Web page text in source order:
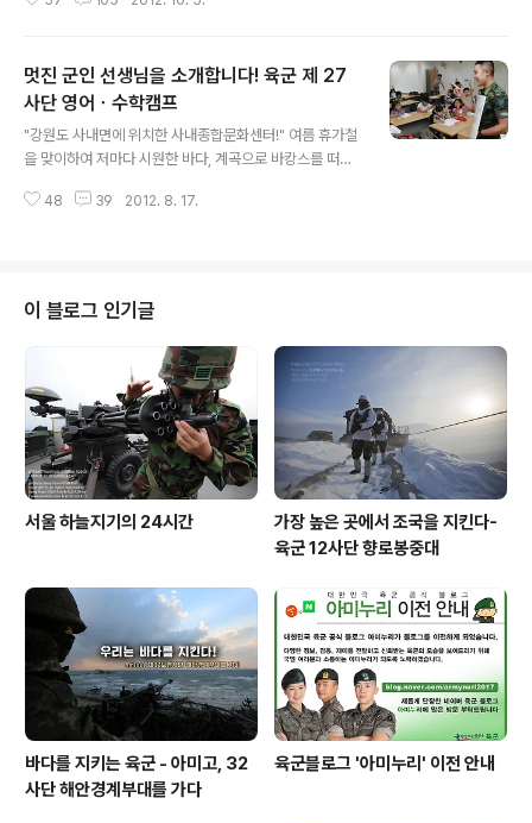
은 2012 쌍용훈련이 계획되어 있어 전역한 예비역들이 모
으로 예비역들은 전역과 동시에 보급품 뿐만 아니라 군기
까지 모두 부대에 반납하고 나오기 때문이다. 그들에게 예
비군 훈련은 고된 사회생활에서 잠시 벗어나 대자연의 정
기를 받으며 힐링하는 시간이기 때문이다. "오홋! 눈빛이
예사롭지 않아!" 하지만 오늘은 분명 달랐다. 제대로 갖춘
복장하며 날카로운 눈빛까지 예비군들은 마치 위풍당당하
멋진 군인 선생님을 소개합니다! 육군 제 27
사단 영어ㆍ수학캠프
"강원도 사내면에 위치한 사내종합문화센터!" 여름 휴가철
을 맞이하여 저마다 시원한 바다, 계곡으로 바캉스를 떠나
(?) 선생님들과 함께 열심히 공부를 하고 있는 어린이들이
제 27사단이 주둔하고 있는 지역이다. 특히 내가 군복무를
한 부대이기에 찾아가는 내내 무척 설레이고 흥분되었다.
뒤로가기 누르기 전에 추천 한번씩만 눌러주세요^^ "공부
가 제일 쉬웠어요!" 푹푹 찌는 밖과는 달리 문화센터 내부
는 시원한 에어컨 바람으로 인해 천국이 따로 없었다. 그곳
에서 오늘의 주인공인 아이들이 저..
48 39 2012. 8. 17.
이 블로그 인기글
서울 하늘지기의 24시간
가장 높은 곳에서 조국을 지킨다-
육군 12사단 향로봉중대
바다를 지키는 육군 - 아미고, 32
사단 해안경계부대를 가다
육군블로그 '아미누리' 이전 안내